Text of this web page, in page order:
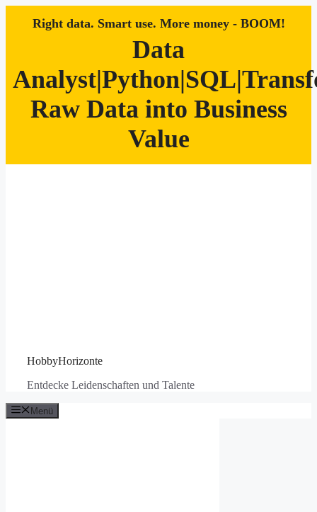
Right data. Smart use. More money - BOOM!
Data
Raw Data into Business
Value
HobbyHorizonte
Entdecke Leidenschaften und Talente
Menü